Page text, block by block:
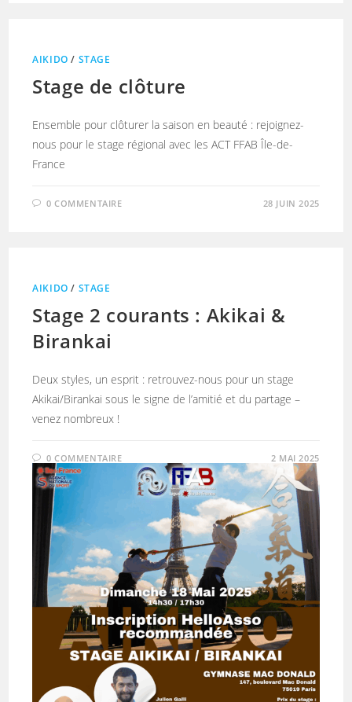
AIKIDO / STAGE
Stage de clôture
Ensemble pour clôturer la saison en beauté : rejoignez-
nous pour le stage régional avec les ACT FFAB Île-de-
France
0 COMMENTAIRE 28 JUIN 2025
AIKIDO / STAGE
Stage 2 courants : Akikai &
Birankai
Deux styles, un esprit : retrouvez-nous pour un stage
Akikai/Birankai sous le signe de l’amitié et du partage –
venez nombreux !
0 COMMENTAIRE 2 MAI 2025